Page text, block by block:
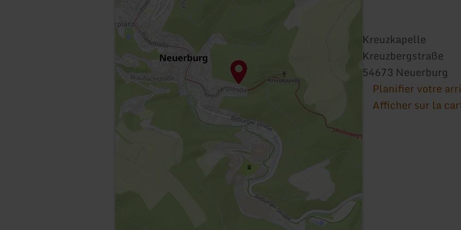
Kreuzkapelle
Kreuzbergstraße
54673 Neuerburg
Planifier votre
Afficher sur la